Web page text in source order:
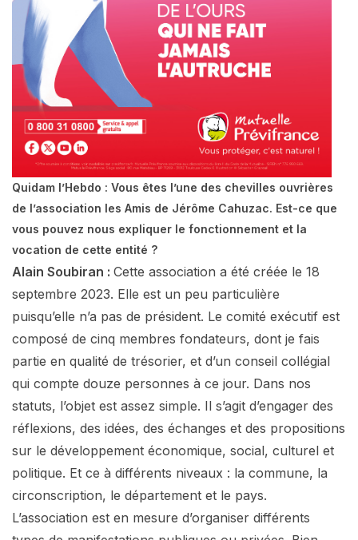
Quidam l’Hebdo : Vous êtes l’une des chevilles ouvrières
de l’association les Amis de Jérôme Cahuzac. Est-ce que
vous pouvez nous expliquer le fonctionnement et la
vocation de cette entité ?
Alain Soubiran : Cette association a été créée le 18
septembre 2023. Elle est un peu particulière
puisqu’elle n’a pas de président. Le comité exécutif est
composé de cinq membres fondateurs, dont je fais
partie en qualité de trésorier, et d’un conseil collégial
qui compte douze personnes à ce jour. Dans nos
statuts, l’objet est assez simple. Il s’agit d’engager des
réflexions, des idées, des échanges et des propositions
sur le développement économique, social, culturel et
politique. Et ce à différents niveaux : la commune, la
circonscription, le département et le pays.
L’association est en mesure d’organiser différents